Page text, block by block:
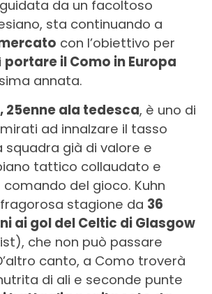
da un facoltoso
sta continuando a
con l’obiettivo per
portare il Como in Europa
annata.
25enne ala tedesca, è uno di
ad innalzare il tasso
squadra già di valore e
tattico collaudato e
del gioco. Kuhn
stagione da 36
ai gol del Celtic di Glasgow
che non può passare
canto, a Como troverà
di ali e seconde punte